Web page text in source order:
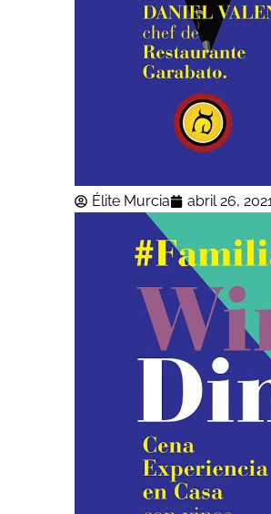
Élite Murcia abril 26, 2021